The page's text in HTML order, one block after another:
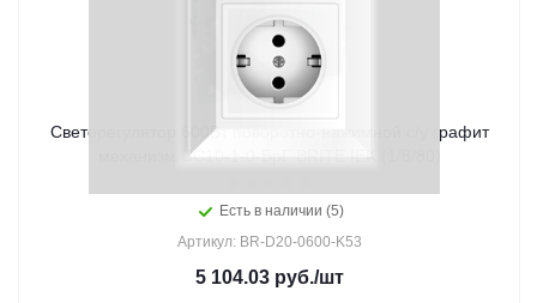
Светорегулятор 600Вт поворотно-нажимной с/у графит
механизм СС10-1-0-БрГ BRITE IEK (1/8/80)
Есть в наличии (5)
Артикул: BR-D20-0600-K53
5 104.03 руб./шт